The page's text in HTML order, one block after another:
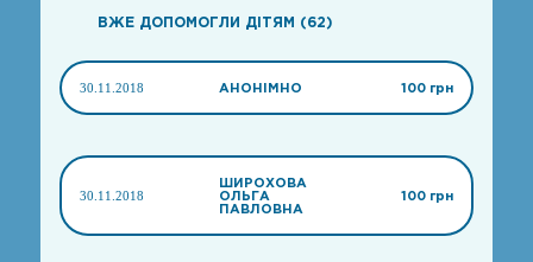
ВЖЕ ДОПОМОГЛИ ДІТЯМ (62)
30.11.2018 АНОНІМНО 100 грн
30.11.2018
ШИРОХОВА
ОЛЬГА
ПАВЛОВНА
100 грн